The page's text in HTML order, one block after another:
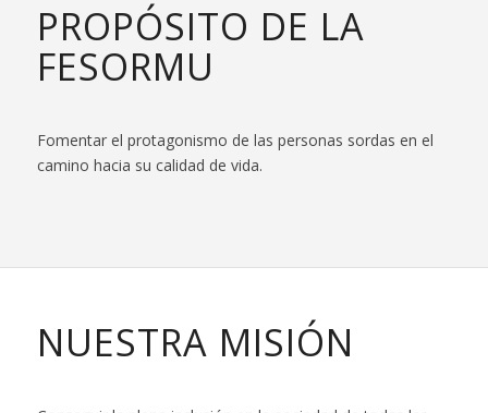
PROPÓSITO DE LA
FESORMU
Fomentar el protagonismo de las personas sordas en el
camino hacia su calidad de vida.
NUESTRA MISIÓN